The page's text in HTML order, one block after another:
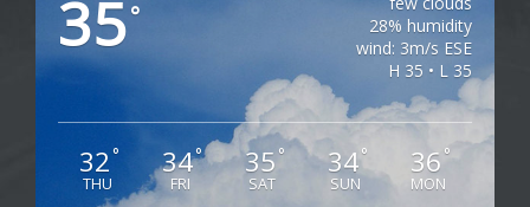
35°
28% humidity
wind: 3m/s ESE
H 35 • L 35
32°
THU
34°
FRI
35°
SAT
34°
SUN
36 °
MON